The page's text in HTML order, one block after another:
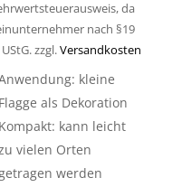
da
nach §19
zzgl.Versandkosten
kleine
Flagge als Dekoration
Kompakt: kann leicht
vielen Orten
werden